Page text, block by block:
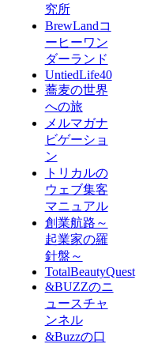
究所
BrewLandコ
ーヒーワン
ダーランド
UntiedLife40
蕎麦の世界
への旅
メルマガナ
ビゲーショ
ン
トリカルの
ウェブ集客
マニュアル
創業航路～
起業家の羅
針盤～
TotalBeautyQuest
&BUZZのニ
ュースチャ
ンネル
&Buzzの口